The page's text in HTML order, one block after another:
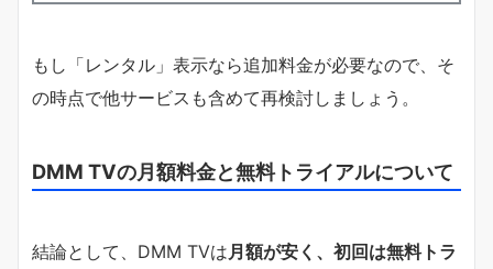
もし「レンタル」表示なら追加料金が必要なので、そ
の時点で他サービスも含めて再検討しましょう。
DMM TVの月額料金と無料トライアルについて
結論として、DMM TVは月額が安く、初回は無料トラ